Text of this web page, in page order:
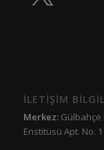
İLETİŞİM
Merkez:Gülbahçe
Enstitüsü Apt. No: